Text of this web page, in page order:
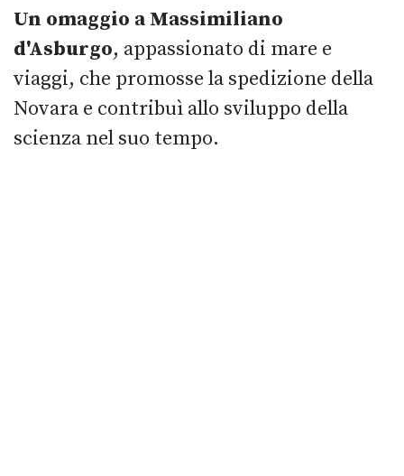
Un omaggio a Massimiliano
d'Asburgo, appassionato di mare e
viaggi, che promosse la spedizione della
Novara e contribuì allo sviluppo della
scienza nel suo tempo.